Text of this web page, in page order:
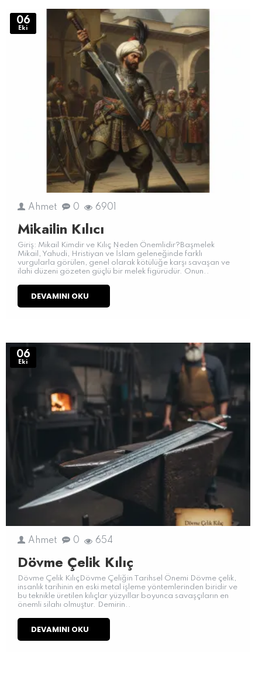
06
Eki
Ahmet 0 6901
Mikailin Kılıcı
Giriş: Mikail Kimdir ve Kılıç Neden Önemlidir?Başmelek
Mikail, Yahudi, Hristiyan ve İslam geleneğinde farklı
vurgularla görülen, genel olarak kötülüğe karşı savaşan ve
ilahi düzeni gözeten güçlü bir melek figürüdür. Onun..
DEVAMINI OKU
06
Eki
Ahmet 0 654
Dövme Çelik Kılıç
Dövme Çelik KılıçDövme Çeliğin Tarihsel Önemi Dövme çelik,
insanlık tarihinin en eski metal işleme yöntemlerinden biridir ve
bu teknikle üretilen kılıçlar yüzyıllar boyunca savaşçıların en
önemli silahı olmuştur. Demirin..
DEVAMINI OKU